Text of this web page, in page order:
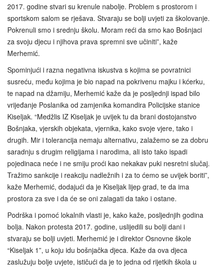
2017. godine stvari su krenule nabolje. Problem s prostorom i
sportskom salom se rješava. Stvaraju se bolji uvjeti za školovanje.
Pokrenuli smo i srednju školu. Moram reći da smo kao Bošnjaci
za svoju djecu i njihova prava spremni sve učiniti”, kaže
Merhemić.
Spominjući i razna negativna iskustva s kojima se povratnici
susreću, među kojima je bio napad na pokrivenu majku i kćerku,
te napad na džamiju, Merhemić kaže da je posljednji ispad bilo
vrijeđanje Poslanika od zamjenika komandira Policijske stanice
Kiseljak. “Medžlis IZ Kiseljak je uvijek tu da brani dostojanstvo
Bošnjaka, vjerskih objekata, vjernika, kako svoje vjere, tako i
drugih. Mir i tolerancija nemaju alternativu, zalažemo se za dobru
saradnju s drugim religijama i narodima, ali isto tako ispadi
pojedinaca neće i ne smiju proći kao nekakav puki nesretni slučaj.
Tražimo sankcije i reakciju nadležnih i za to ćemo se uvijek boriti”,
kaže Merhemić, dodajući da je Kiseljak lijep grad, te da ima
prostora za sve i da će se oni zalagati da tako i ostane.
Podrška i pomoć lokalnih vlasti je, kako kaže, posljednjih godina
bolja. Nakon protesta 2017. godine, uslijedili su bolji dani i
stvaraju se bolji uvjeti. Merhemić je i direktor Osnovne škole
“Kiseljak 1”, u koju idu bošnjačka djeca. Kaže da ova djeca
zaslužuju bolje uvjete, ističući da je to jedna od rijetkih škola u